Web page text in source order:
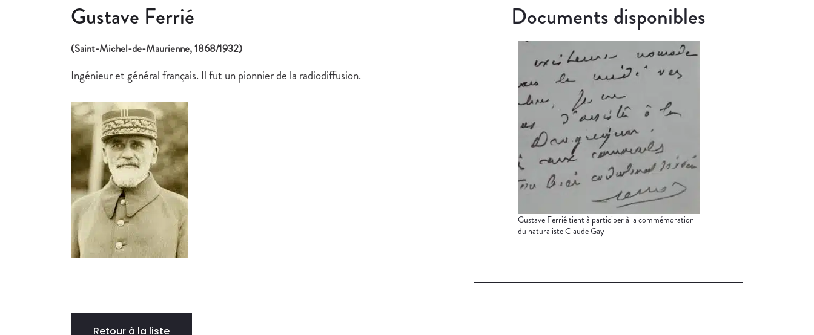
Gustave Ferrié
(Saint-Michel-de-Maurienne, 1868/1932)
Ingénieur et général français. Il fut un pionnier de la radiodiffusion.
Documents disponibles
Gustave Ferrié tient à participer à la commémoration
du naturaliste Claude Gay
Retour à la liste